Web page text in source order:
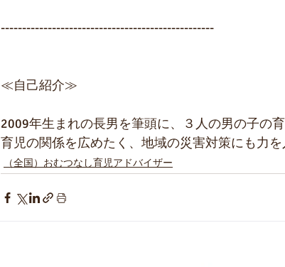
--------------------------------------------------
≪自己紹介≫
2009年生まれの長男を筆頭に、３人の男の子の
育児の関係を広めたく、地域の災害対策にも力を
（全国）おむつなし育児アドバイザー